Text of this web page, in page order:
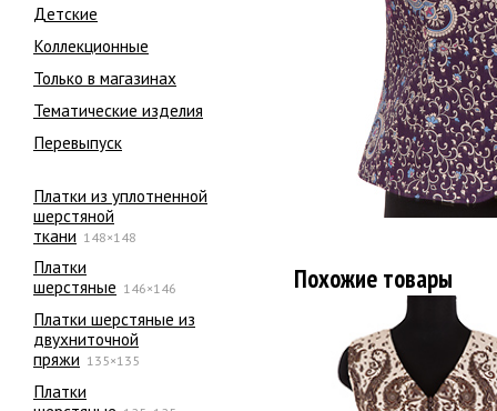
Детские
Коллекционные
Только в магазинах
Тематические изделия
Перевыпуск
Платки из уплотненной
шерстяной
ткани 148×148
Платки
шерстяные 146×146
Платки шерстяные из
двухниточной
пряжи 135×135
Платки
Похожие товары